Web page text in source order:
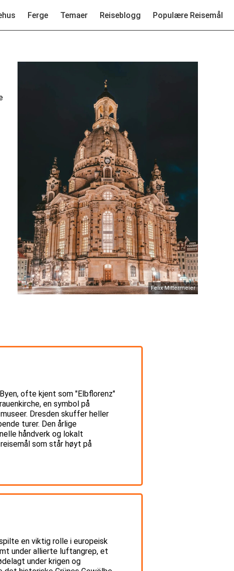
Ferge Temaer Reiseblogg Populære Reisemål
Felix Mittermeier
ofte kjent som "Elbflorenz"
en symbol på
Dresden skuffer heller
turer. Den årlige
håndverk og lokalt
som står høyt på
en viktig rolle i europeisk
under allierte luftangrep, et
under krigen og